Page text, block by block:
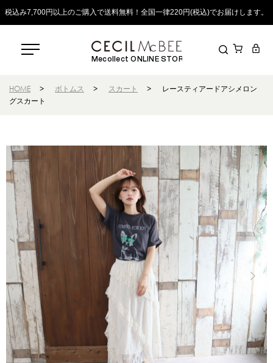
税込み7,700円以上のご購入で送料無料！全国一律220円(税込)でお届けします。
Mecollect ONLINE STORE
HOME > ボトムス > スカート >
レースティアードアシメロン
グスカート